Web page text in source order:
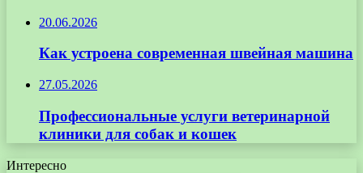
20.06.2026
Как устроена современная швейная машина
27.05.2026
Профессиональные услуги ветеринарной
клиники для собак и кошек
Интересно